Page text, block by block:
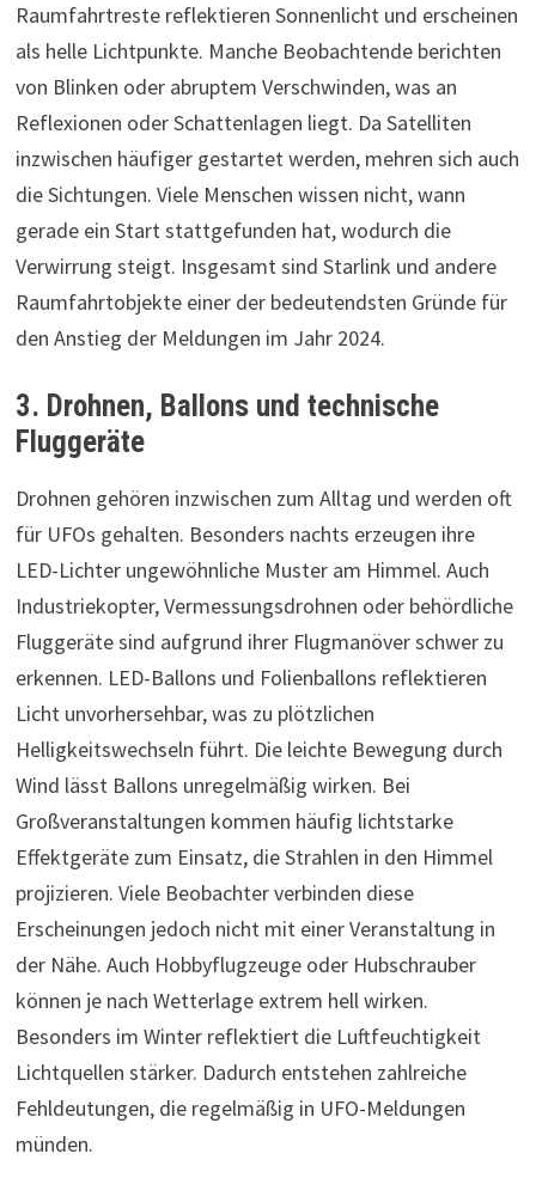
Raumfahrtreste reflektieren Sonnenlicht und erscheinen
als helle Lichtpunkte. Manche Beobachtende berichten
von Blinken oder abruptem Verschwinden, was an
Reflexionen oder Schattenlagen liegt. Da Satelliten
inzwischen häufiger gestartet werden, mehren sich auch
die Sichtungen. Viele Menschen wissen nicht, wann
gerade ein Start stattgefunden hat, wodurch die
Verwirrung steigt. Insgesamt sind Starlink und andere
Raumfahrtobjekte einer der bedeutendsten Gründe für
den Anstieg der Meldungen im Jahr 2024.
3. Drohnen, Ballons und technische
Fluggeräte
Drohnen gehören inzwischen zum Alltag und werden oft
für UFOs gehalten. Besonders nachts erzeugen ihre
LED-Lichter ungewöhnliche Muster am Himmel. Auch
Industriekopter, Vermessungsdrohnen oder behördliche
Fluggeräte sind aufgrund ihrer Flugmanöver schwer zu
erkennen. LED-Ballons und Folienballons reflektieren
Licht unvorhersehbar, was zu plötzlichen
Helligkeitswechseln führt. Die leichte Bewegung durch
Wind lässt Ballons unregelmäßig wirken. Bei
Großveranstaltungen kommen häufig lichtstarke
Effektgeräte zum Einsatz, die Strahlen in den Himmel
projizieren. Viele Beobachter verbinden diese
Erscheinungen jedoch nicht mit einer Veranstaltung in
der Nähe. Auch Hobbyflugzeuge oder Hubschrauber
können je nach Wetterlage extrem hell wirken.
Besonders im Winter reflektiert die Luftfeuchtigkeit
Lichtquellen stärker. Dadurch entstehen zahlreiche
Fehldeutungen, die regelmäßig in UFO-Meldungen
münden.